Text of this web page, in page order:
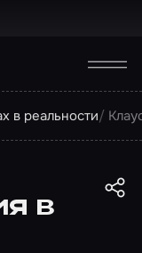
в реальности
в